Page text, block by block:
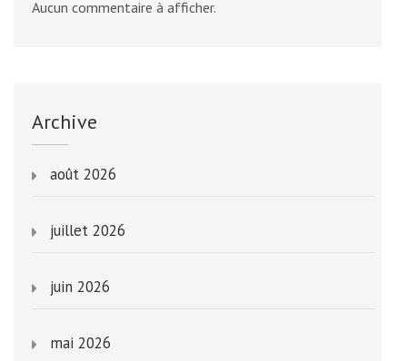
Aucun commentaire à afficher.
Archive
août 2026
juillet 2026
juin 2026
mai 2026